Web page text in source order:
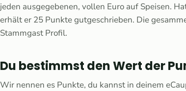
jeden ausgegebenen, vollen Euro auf Speisen.
erhält er 25 Punkte gutgeschrieben. Die
Stammgast Profil.
Du bestimmst den Wert der
Wir nennen es Punkte, du kannst in deinem